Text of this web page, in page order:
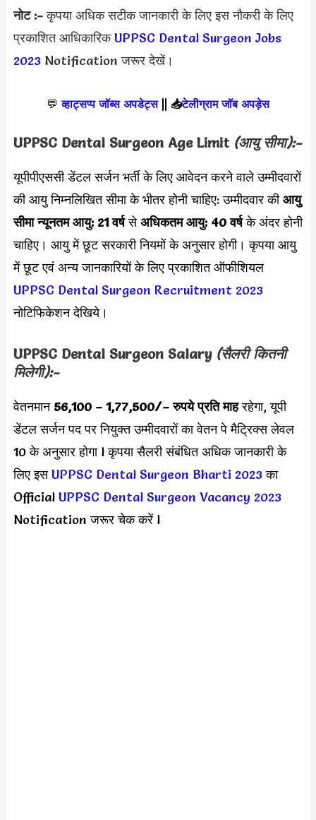
नोट :-कृपया अधिक सटीक जानकारी के लिए इस नौकरी के लिए
प्रकाशित आधिकारिकUPPSC Dental Surgeon Jobs
2023Notification जरूर देखें।
💬 व्हाट्सप्प जॉब्स अपडेट्स|| 📥टेलीग्राम जॉब अपड़ेस
UPPSC Dental Surgeon Age Limit (आयु सीमा):-
यूपीपीएससी डेंटल सर्जन भर्ती के लिए आवेदन करने वाले उम्मीदवारों
की आयु निम्नलिखित सीमा के भीतर होनी चाहिए: उम्मीदवार कीआयु
सीमा न्यूनतम आयु: 21 वर्षसेअधिकतम आयु: 40 वर्षके अंदर होनी
चाहिए। आयु में छूट सरकारी नियमों के अनुसार होगी। कृपया आयु
में छूट एवं अन्य जानकारियों के लिए प्रकाशित ऑफीशियल
UPPSC Dental Surgeon Recruitment 2023
नोटिफिकेशन देखिये।
UPPSC Dental Surgeon Salary (सैलरी कितनी
मिलेगी):-
वेतनमान56,100 – 1,77,500/– रुपये प्रति माहरहेगा, यूपी
डेंटल सर्जन पद पर नियुक्त उम्मीदवारों का वेतन पे मैट्रिक्स लेवल
10 के अनुसार होगा l कृपया सैलरी संबंधित अधिक जानकारी के
लिए इसUPPSC Dental Surgeon Bharti 2023का
Official UPPSC Dental Surgeon Vacancy 2023
Notification जरूर चेक करें l